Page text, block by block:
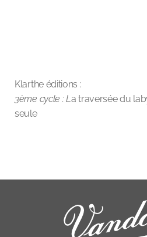
Klarthe éditions :
3ème cycle : L a traversée du
seule